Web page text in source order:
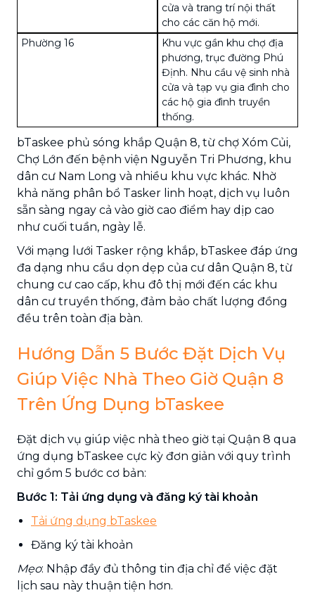
cửa và trang trí nội thất
cho các căn hộ mới.
Phường 16
Khu vực gần khu chợ địa
phương, trục đường Phú
Định. Nhu cầu vệ sinh nhà
cửa và tạp vụ gia đình cho
các hộ gia đình truyền
thống.
bTaskee phủ sóng khắp Quận 8, từ chợ Xóm Củi,
Chợ Lớn đến bệnh viện Nguyễn Tri Phương, khu
dân cư Nam Long và nhiều khu vực khác. Nhờ
khả năng phân bổ Tasker linh hoạt, dịch vụ luôn
sẵn sàng ngay cả vào giờ cao điểm hay dịp cao
như cuối tuần, ngày lễ.
Với mạng lưới Tasker rộng khắp, bTaskee đáp ứng
đa dạng nhu cầu dọn dẹp của cư dân Quận 8, từ
chung cư cao cấp, khu đô thị mới đến các khu
dân cư truyền thống, đảm bảo chất lượng đồng
đều trên toàn địa bàn.
Hướng Dẫn 5 Bước Đặt Dịch Vụ
Giúp Việc Nhà Theo Giờ Quận 8
Trên Ứng Dụng bTaskee
Đặt dịch vụ giúp việc nhà theo giờ tại Quận 8 qua
ứng dụng bTaskee cực kỳ đơn giản với quy trình
chỉ gồm 5 bước cơ bản:
Bước 1: Tải ứng dụng và đăng ký tài khoản
Tải ứng dụng bTaskee
Đăng ký tài khoản
Mẹo: Nhập đầy đủ thông tin địa chỉ để việc đặt
lịch sau này thuận tiện hơn.